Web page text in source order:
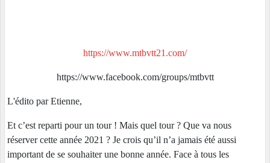
https://www.mtbvtt21.com/
https://www.facebook.com/groups/mtbvtt
L'édito par Etienne,
Et c’est reparti pour un tour ! Mais quel tour ? Que va nous
réserver cette année 2021 ? Je crois qu’il n’a jamais été aussi
important de se souhaiter une bonne année. Face à tous les